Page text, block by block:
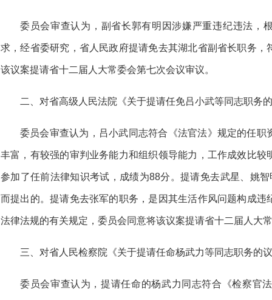
委员会审查认为，副省长郭有明因涉嫌严重违纪违法，
求，经省委研究，省人民政府提请免去其湖北省副省长职务
该议案提请省十二届人大常委会第七次会议审议。
二、对省高级人民法院《关于提请任免吕小武等同志职务
委员会审查认为，吕小武同志符合《法官法》规定的任
丰富，有较强的审判业务能力和组织领导能力，工作成效比
参加了任前法律知识考试，成绩为88分。提请免去武星、姚
而提出的。提请免去张军的职务，是因其生活作风问题构成
法律法规的有关规定，委员会同意将该议案提请省十二届人大
三、对省人民检察院《关于提请任命杨武力等同志职务的
委员会审查认为，提请任命的杨武力同志符合《检察官